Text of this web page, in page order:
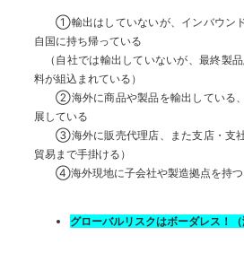
①輸出はしていないが、インバウンド
自国に持ち帰っている
（自社では輸出していないが、最終製
料が組込まれている）
②海外に商品や製品を輸出している、
展している
③海外に販売代理店、また支店・支社
貿易まで手掛ける）
④海外現地に子会社や製造拠点を持つ
グローバルリスクはボーダレス！（